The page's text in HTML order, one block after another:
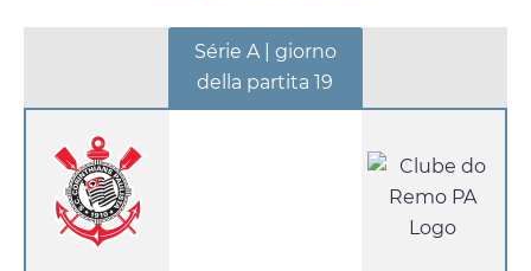
Série A | giorno
della partita 19